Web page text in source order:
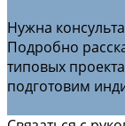
Нужна
Подробно
типовых
подготовим